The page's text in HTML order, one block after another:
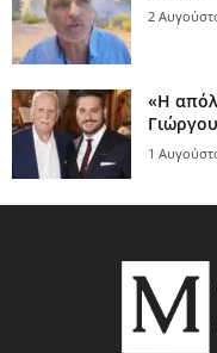
2
«Η
1